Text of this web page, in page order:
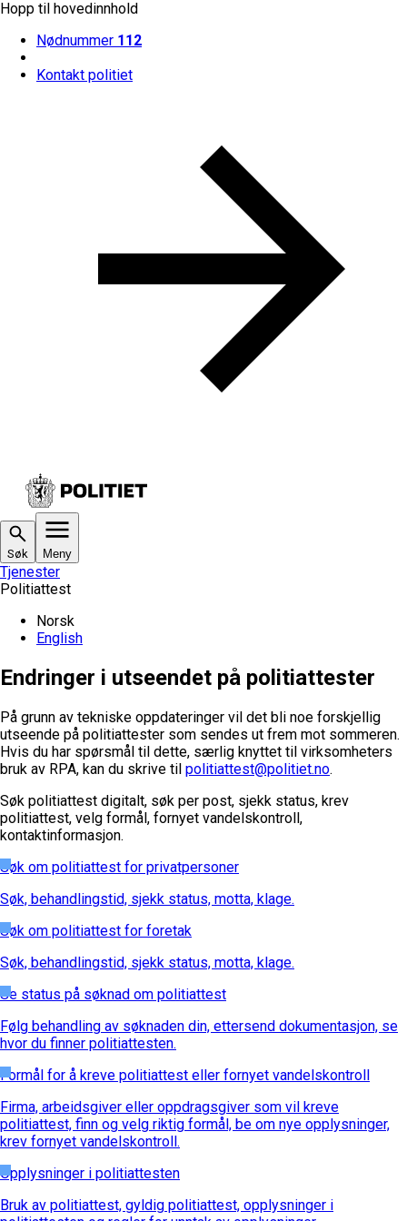
Hopp til hovedinnhold
Nødnummer 112
Kontakt politiet
Søk Meny
Tjenester
Politiattest
Norsk
English
Endringer i utseendet på politiattester
På grunn av tekniske oppdateringer vil det bli noe forskjellig
utseende på politiattester som sendes ut frem mot sommeren.
Hvis du har spørsmål til dette, særlig knyttet til virksomheters
bruk av RPA, kan du skrive til politiattest@politiet.no.
Søk politiattest digitalt, søk per post, sjekk status, krev
politiattest, velg formål, fornyet vandelskontroll,
kontaktinformasjon.
Søk om politiattest for privatpersoner
Søk, behandlingstid, sjekk status, motta, klage.
Søk om politiattest for foretak
Søk, behandlingstid, sjekk status, motta, klage.
Se status på søknad om politiattest
Følg behandling av søknaden din, ettersend dokumentasjon, se
hvor du finner politiattesten.
Formål for å kreve politiattest eller fornyet vandelskontroll
Firma, arbeidsgiver eller oppdragsgiver som vil kreve
politiattest, finn og velg riktig formål, be om nye opplysninger,
krev fornyet vandelskontroll.
Opplysninger i politiattesten
Bruk av politiattest, gyldig politiattest, opplysninger i